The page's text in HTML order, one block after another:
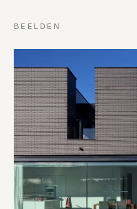
BEELDEN